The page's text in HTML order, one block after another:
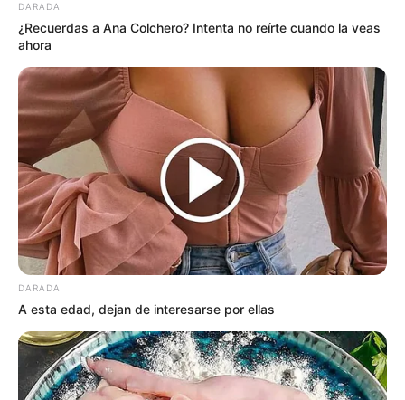
DARADA
¿Recuerdas a Ana Colchero? Intenta no reírte cuando la veas
ahora
DARADA
A esta edad, dejan de interesarse por ellas